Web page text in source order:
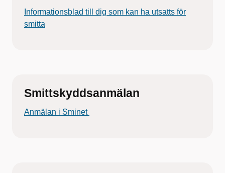
Informationsblad till dig som kan ha utsatts för
smitta
Smittskyddsanmälan
Anmälan i Sminet